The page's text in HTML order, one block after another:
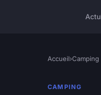
Actu
Accueil›Camping
CAMPING